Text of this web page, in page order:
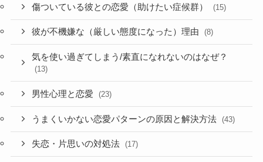
傷ついている彼との恋愛（助けたい症候群） (15)
彼が不機嫌な（厳しい態度になった）理由 (8)
気を使い過ぎてしまう/素直になれないのはなぜ？
(13)
男性心理と恋愛 (23)
うまくいかない恋愛パターンの原因と解決方法 (43)
失恋・片思いの対処法 (17)